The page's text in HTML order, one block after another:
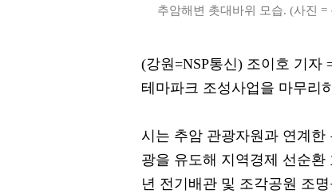
추암해변 촛대바위 모습. (사진 =
(강원=NSP통신) 조이호 기자
테마파크 조성사업을 마무리
시는 추암 관광자원과 연계
광을 유도해 지역경제 선순환
년 전기배관 및 조각공원 조